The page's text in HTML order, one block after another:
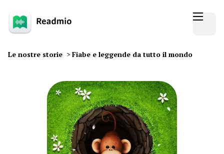
Le nostre storie > Fiabe e leggende da tutto il mondo